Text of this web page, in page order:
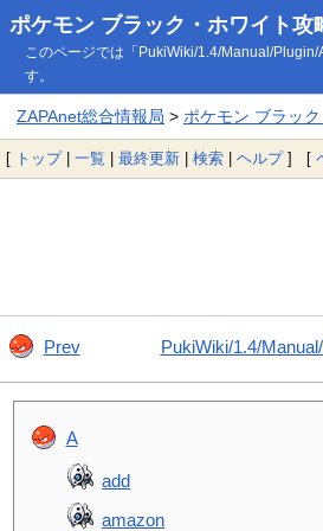
ポケモン ブラック・ホワイト攻
このページでは「PukiWiki/1.4/Manual/Plugin/
す。
ZAPAnet総合情報局 > ポケモン ブラッ
[ トップ| 一覧 | 最終更新 | 検索 | ヘルプ] [
Prev PukiWiki/1.4/
A
add
amazon